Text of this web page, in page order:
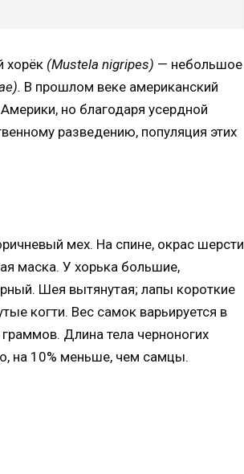
хорёк (Mustela nigripes) — небольшое
). В прошлом веке американский
но благодаря усердной
разведению, популяция этих
мех. На спине, окрас шерсти
маска. У хорька большие,
Шея вытянутая; лапы короткие
когти. Вес самок варьируется в
Длина тела черноногих
на 10% меньше, чем самцы.